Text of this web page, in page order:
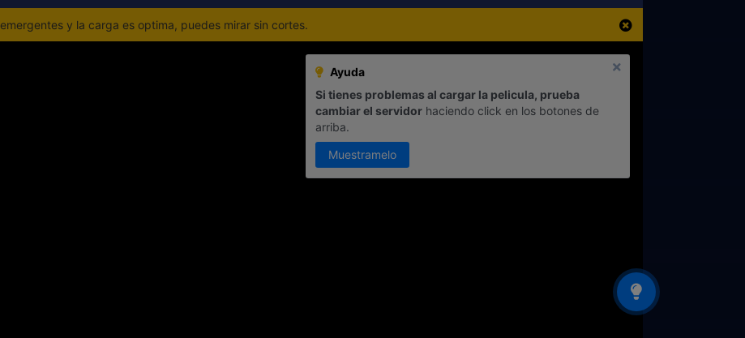
y la carga es optima, puedes mirar sin cortes.
Ayuda
Si tienes problemas al cargar la pelicula, prueba
cambiar el servidor haciendo click en los botones de
arriba.
Muestramelo